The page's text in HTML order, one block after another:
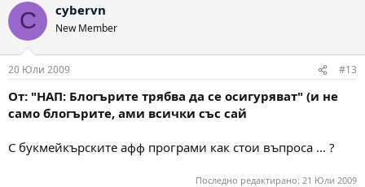
C cybervn
New Member
20 Юли 2009 #13
От: "НАП: Блогърите трябва да се осигуряват" (и не
само блогърите, ами всички със сай
С букмейкърските афф програми как стои въпроса ... ?
Последно редактирано: 21 Юли 2009